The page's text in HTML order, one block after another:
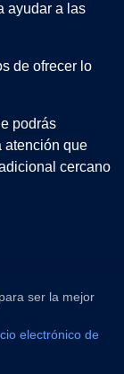
ayudar a las
de ofrecer lo
podrás
atención que
cercano
ser la mejor
electrónico de